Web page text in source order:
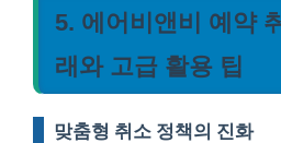
5. 에어비앤비 예약
래와 고급 활용 팁
맞춤형 취소 정책의 진화